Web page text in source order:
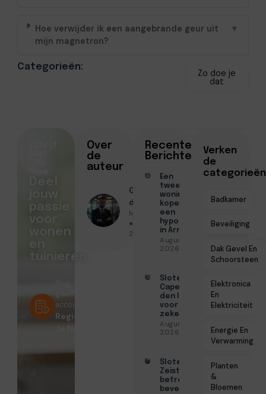
Hoe verwijder ik een aangebrande geur uit
mijn magnetron?
▼
Categorieën:
Zo doe je
dat
Over
de
auteur
Geschreven
door
Menno Maas
● September
23, 2025
Recente
Berichten
Een
tweede
woning
kopen met
een
hypotheek
in Arnhem
Augustus 7,
2026
Slotenmaker
Capelle aan
den IJssel
voor
zekerheid
Augustus 3,
2026
Slotenmaker
Zeist voor
betrouwbare
beveiliging
Verken
de
categorieën
Badkamer
Beveiliging
Dak Gevel En
Schoorsteen
Elektronica
En
Elektriciteit
Energie En
Verwarming
Planten
&
Bloemen
jouw
passie
voor
wonen
en
tuinieren
geen
account?
Registreer